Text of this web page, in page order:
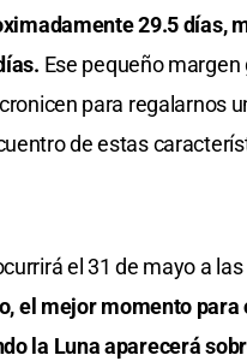
29.5 días,
Ese pequeño
para regalarnos
de estas
el 31 de mayo a
el mejor momento
la Luna aparecerá